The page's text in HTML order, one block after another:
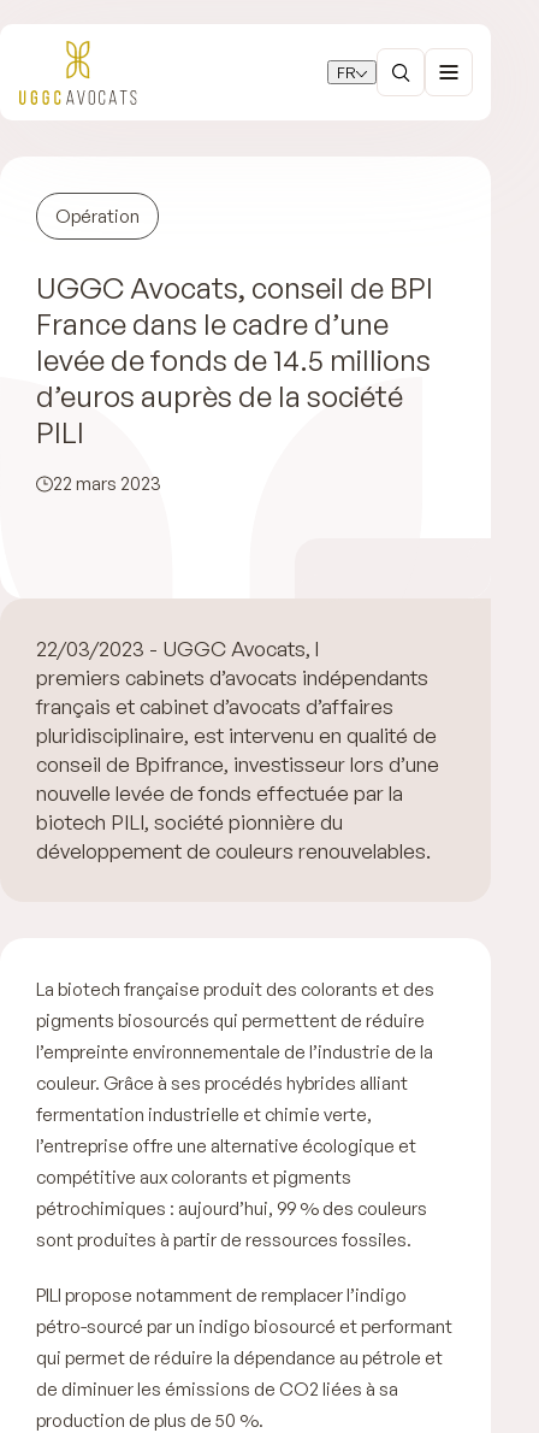
FR
Opération
UGGC Avocats, conseil de BPI
France dans le cadre d’une
levée de fonds de 14.5 millions
d’euros auprès de la société
PILI
22 mars 2023
22/03/2023 - UGGC Avocats, l’un des
premiers cabinets d’avocats indépendants
français et cabinet d’avocats d’affaires
pluridisciplinaire, est intervenu en qualité de
conseil de Bpifrance, investisseur lors d’une
nouvelle levée de fonds effectuée par la
biotech PILI, société pionnière du
développement de couleurs renouvelables.
La biotech française produit des colorants et des
pigments biosourcés qui permettent de réduire
l’empreinte environnementale de l’industrie de la
couleur. Grâce à ses procédés hybrides alliant
fermentation industrielle et chimie verte,
l’entreprise offre une alternative écologique et
compétitive aux colorants et pigments
pétrochimiques : aujourd’hui, 99 % des couleurs
sont produites à partir de ressources fossiles.
PILI propose notamment de remplacer l’indigo
pétro-sourcé par un indigo biosourcé et performant
qui permet de réduire la dépendance au pétrole et
de diminuer les émissions de CO2 liées à sa
production de plus de 50 %.